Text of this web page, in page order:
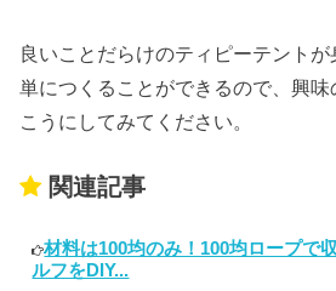
良いことだらけのティピーテント
単につくることができるので、興
こうにしてみてください。
関連記事
材料は100均のみ！100均ロープで
ルフをDIY...